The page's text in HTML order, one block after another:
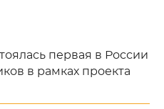
первая в России
в рамках проекта